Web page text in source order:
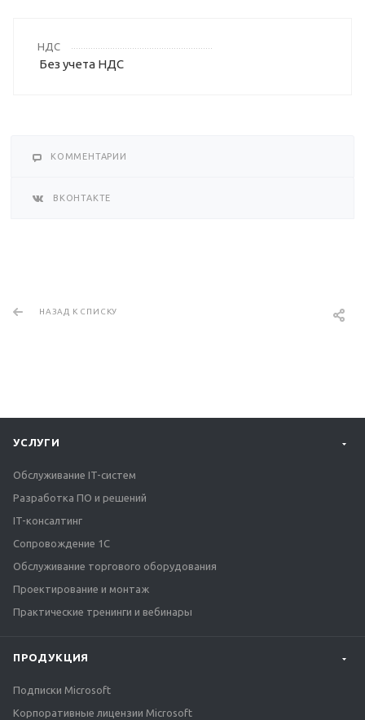
НДС
Без учета НДС
КОММЕНТАРИИ
ВКОНТАКТЕ
НАЗАД К СПИСКУ
УСЛУГИ
Обслуживание IT-систем
Разработка ПО и решений
IT-консалтинг
Сопровождение 1С
Обслуживание торгового оборудования
Проектирование и монтаж
Практические тренинги и вебинары
ПРОДУКЦИЯ
Подписки Microsoft
Корпоративные лицензии Microsoft